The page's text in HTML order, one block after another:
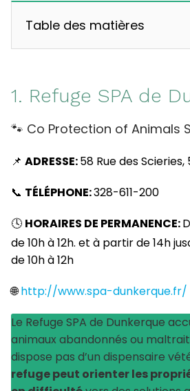
Table des matières
1. Refuge SPA de
🐾 Co Protection of Animals
📌 ADRESSE:58 Rue des
📞 TÉLÉPHONE:328-611-200
🕓 HORAIRES DE PERMANENCE:
de 10h à 12h. et à partir de 14h
de 10h à 12h
🌐http://www.spa-dunkerque.fr/
Le Refuge SPA de Dunkerque
animaux abandonnés ou
dispose pas d’un dispensaire
refuge peut orienter les